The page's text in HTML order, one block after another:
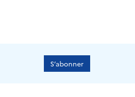
S’abonner